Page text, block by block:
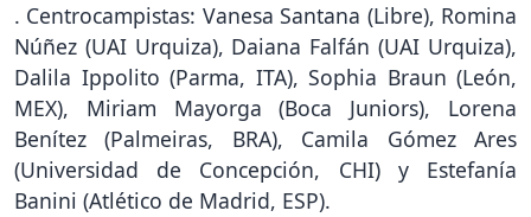
. Centrocampistas: Vanesa Santana (Libre), Romina
Núñez (UAI Urquiza), Daiana Falfán (UAI Urquiza),
Dalila Ippolito (Parma, ITA), Sophia Braun (León,
MEX), Miriam Mayorga (Boca Juniors), Lorena
Benítez (Palmeiras, BRA), Camila Gómez Ares
(Universidad de Concepción, CHI) y Estefanía
Banini (Atlético de Madrid, ESP).